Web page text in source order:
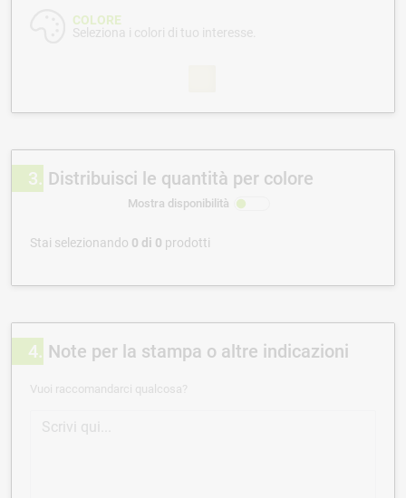
COLORE
Seleziona i colori di tuo interesse.
3 Distribuisci le quantità per colore
Mostra disponibilità
Stai selezionando 0 di 0 prodotti
4 Note per la stampa o altre indicazioni
Vuoi raccomandarci qualcosa?